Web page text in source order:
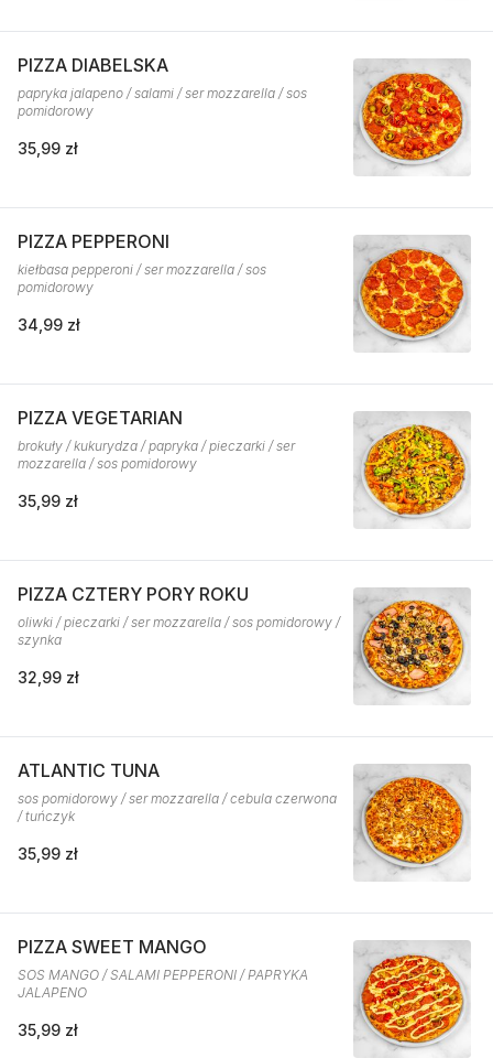
PIZZA DIABELSKA
papryka jalapeno / salami / ser mozzarella / sos
pomidorowy
35,99 zł
PIZZA PEPPERONI
kiełbasa pepperoni / ser mozzarella / sos
pomidorowy
34,99 zł
PIZZA VEGETARIAN
brokuły / kukurydza / papryka / pieczarki / ser
mozzarella / sos pomidorowy
35,99 zł
PIZZA CZTERY PORY ROKU
oliwki / pieczarki / ser mozzarella / sos pomidorowy /
szynka
32,99 zł
ATLANTIC TUNA
sos pomidorowy / ser mozzarella / cebula czerwona
/ tuńczyk
35,99 zł
PIZZA SWEET MANGO
SOS MANGO / SALAMI PEPPERONI / PAPRYKA
JALAPENO
35,99 zł